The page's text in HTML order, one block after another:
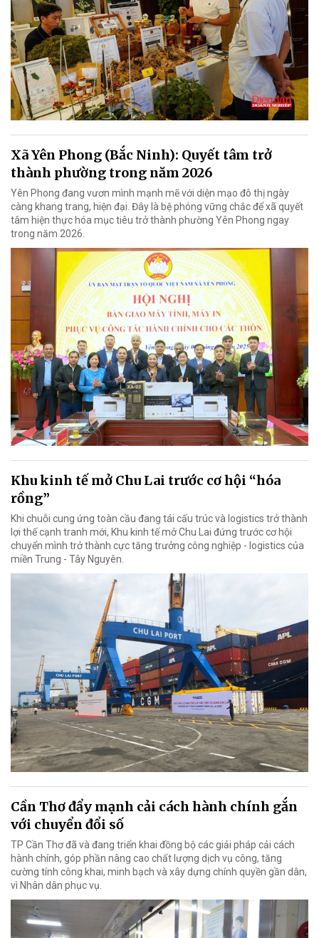
Xã Yên Phong (Bắc Ninh): Quyết tâm trở
thành phường trong năm 2026
Yên Phong đang vươn mình mạnh mẽ với diện mạo đô thị ngày
càng khang trang, hiện đại. Đây là bệ phóng vững chắc để xã quyết
tâm hiện thực hóa mục tiêu trở thành phường Yên Phong ngay
trong năm 2026.
Khu kinh tế mở Chu Lai trước cơ hội “hóa
rồng”
Khi chuỗi cung ứng toàn cầu đang tái cấu trúc và logistics trở thành
lợi thế cạnh tranh mới, Khu kinh tế mở Chu Lai đứng trước cơ hội
chuyển mình trở thành cực tăng trưởng công nghiệp - logistics của
miền Trung - Tây Nguyên.
Cần Thơ đẩy mạnh cải cách hành chính gắn
với chuyển đổi số
TP Cần Thơ đã và đang triển khai đồng bộ các giải pháp cải cách
hành chính, góp phần nâng cao chất lượng dịch vụ công, tăng
cường tính công khai, minh bạch và xây dựng chính quyền gần dân,
vì Nhân dân phục vụ.